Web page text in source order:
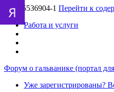
UA-55536904-1 Перейти к
Работа и услуги
Форум о гальванике (портал
Уже зарегистрированы?